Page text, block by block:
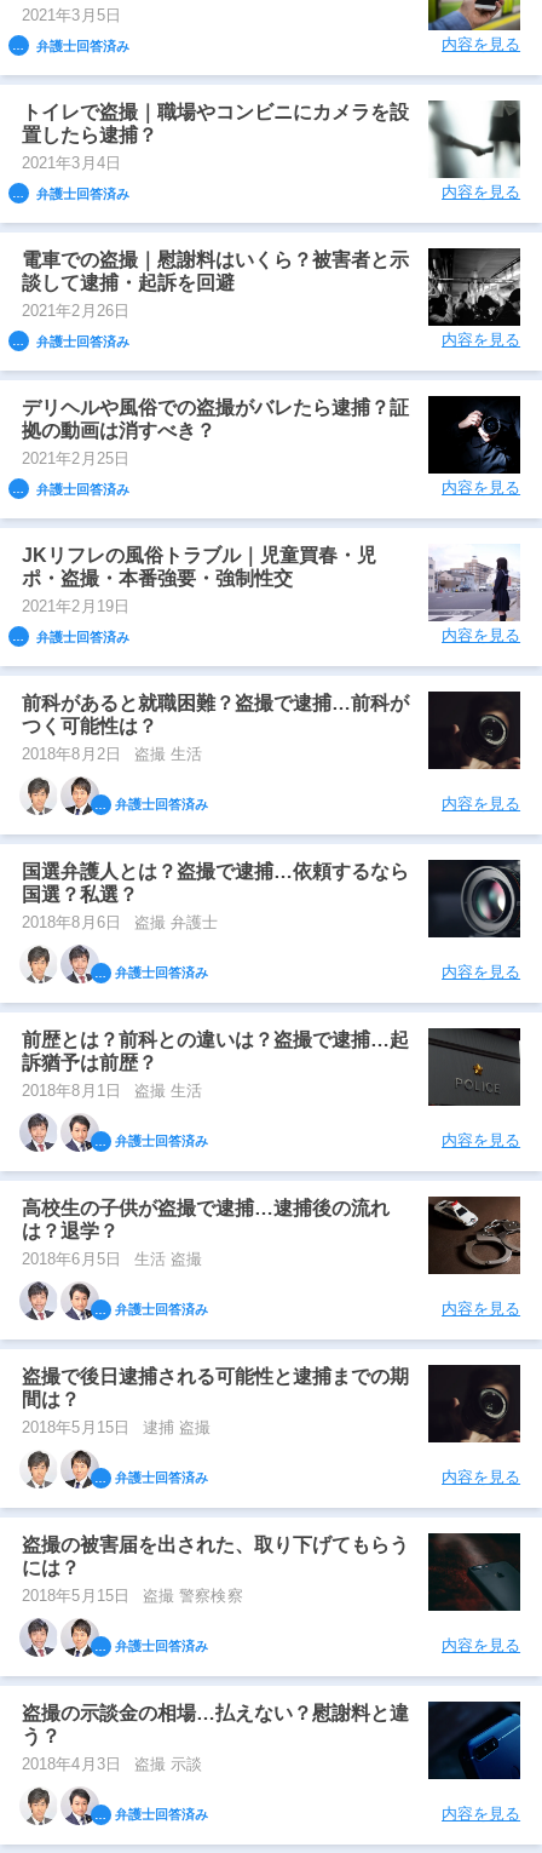
2021年3月5日
弁護士回答済み 内容を見る
トイレで盗撮｜職場やコンビニにカメラを設
置したら逮捕？
2021年3月4日
弁護士回答済み 内容を見る
電車での盗撮｜慰謝料はいくら？被害者と示
談して逮捕・起訴を回避
2021年2月26日
弁護士回答済み 内容を見る
デリヘルや風俗での盗撮がバレたら逮捕？証
拠の動画は消すべき？
2021年2月25日
弁護士回答済み 内容を見る
JKリフレの風俗トラブル｜児童買春・児
ポ・盗撮・本番強要・強制性交
2021年2月19日
弁護士回答済み 内容を見る
前科があると就職困難？盗撮で逮捕…前科が
つく可能性は？
2018年8月2日 盗撮 生活
弁護士回答済み 内容を見る
国選弁護人とは？盗撮で逮捕…依頼するなら
国選？私選？
2018年8月6日 盗撮 弁護士
弁護士回答済み 内容を見る
前歴とは？前科との違いは？盗撮で逮捕…起
訴猶予は前歴？
2018年8月1日 盗撮 生活
弁護士回答済み 内容を見る
高校生の子供が盗撮で逮捕…逮捕後の流れ
は？退学？
2018年6月5日 生活 盗撮
弁護士回答済み 内容を見る
盗撮で後日逮捕される可能性と逮捕までの期
間は？
2018年5月15日 逮捕 盗撮
弁護士回答済み 内容を見る
盗撮の被害届を出された、取り下げてもらう
には？
2018年5月15日 盗撮 警察検察
弁護士回答済み 内容を見る
盗撮の示談金の相場…払えない？慰謝料と違
う？
2018年4月3日 盗撮 示談
弁護士回答済み 内容を見る